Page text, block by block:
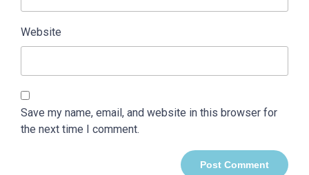
Website
Save my name, email, and website in this browser for
the next time I comment.